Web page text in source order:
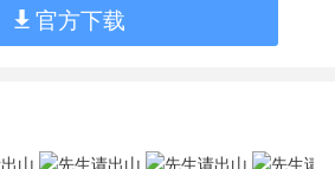
官方下载